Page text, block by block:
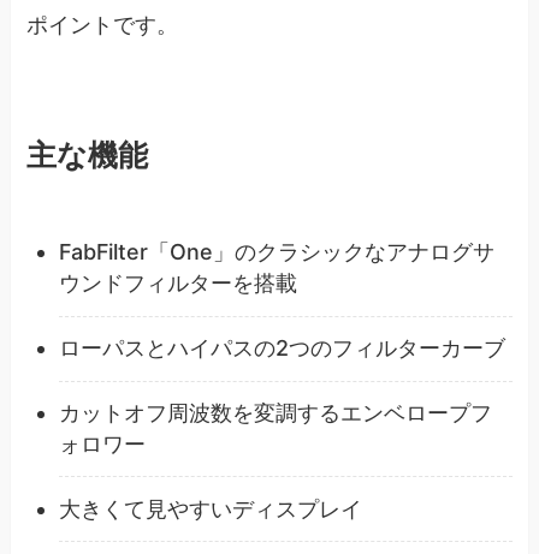
ポイントです。
主な機能
FabFilter「One」のクラシックなアナログサ
ウンドフィルターを搭載
ローパスとハイパスの2つのフィルターカーブ
カットオフ周波数を変調するエンベロープフ
ォロワー
大きくて見やすいディスプレイ